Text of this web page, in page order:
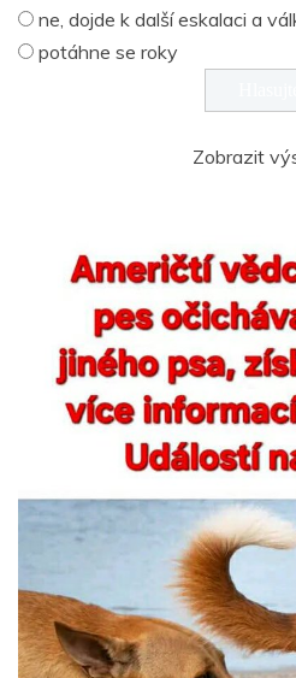
ne, dojde k další eskalaci a
potáhne se roky
Zobrazit